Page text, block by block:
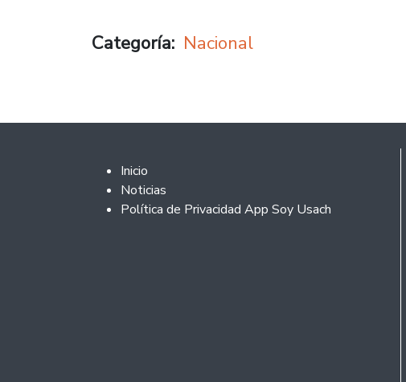
Categoría Nacional
Footer 2
Inicio
Noticias
Política de Privacidad App Soy Usach